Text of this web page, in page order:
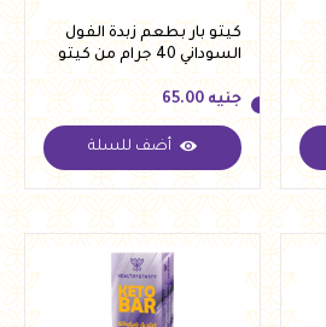
كيتو بار بطعم زبدة الفول
السوداني 40 جرام من كيتو
روكتس
جنيه
جنيه 65.00
أضف للسلة